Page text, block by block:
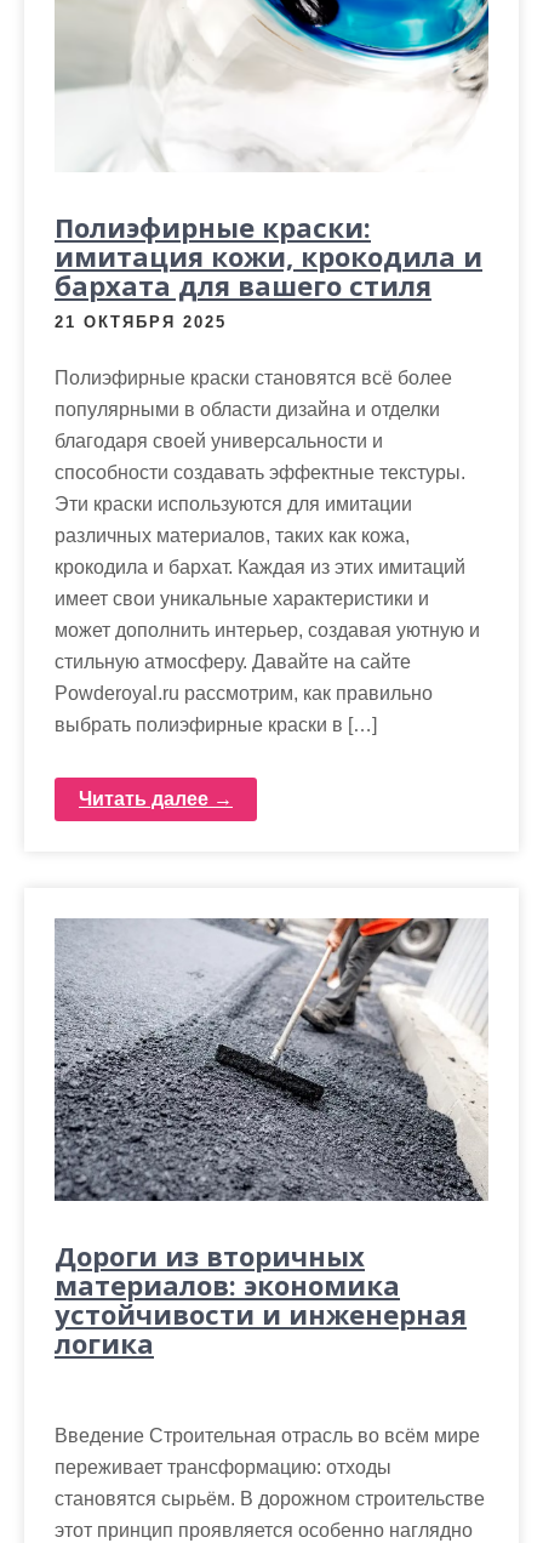
Полиэфирные краски:
имитация кожи, крокодила и
бархата для вашего стиля
21 ОКТЯБРЯ 2025
Полиэфирные краски становятся всё более
популярными в области дизайна и отделки
благодаря своей универсальности и
способности создавать эффектные текстуры.
Эти краски используются для имитации
различных материалов, таких как кожа,
крокодила и бархат. Каждая из этих имитаций
имеет свои уникальные характеристики и
может дополнить интерьер, создавая уютную и
стильную атмосферу. Давайте на сайте
Powderoyal.ru рассмотрим, как правильно
выбрать полиэфирные краски в […]
Читать далее →
Дороги из вторичных
материалов: экономика
устойчивости и инженерная
логика
Введение Строительная отрасль во всём мире
переживает трансформацию: отходы
становятся сырьём. В дорожном строительстве
этот принцип проявляется особенно наглядно